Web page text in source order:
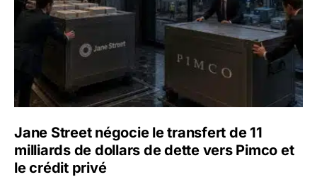
Jane Street négocie le transfert de 11
milliards de dollars de dette vers Pimco et
le crédit privé